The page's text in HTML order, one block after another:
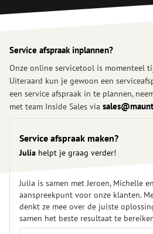
Service afspraak inplannen?
Onze online servicetool is momenteel
Uiteraard kun je gewoon een
een service afspraak in te plannen,
met team Inside Sales via
snel wordt ingepland.
Service afspraak maken?
Julia helpt je graag verder!
Julia is samen met Jeroen, Michelle
aanspreekpunt voor onze klanten.
denkt ze mee over de juiste
samen het beste resultaat te